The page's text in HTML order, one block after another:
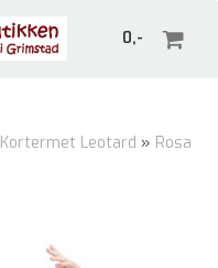
0,-
Kortermet Leotard » Rosa